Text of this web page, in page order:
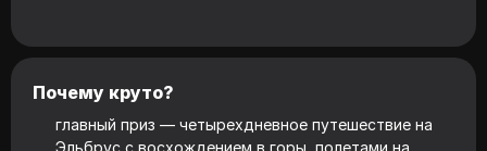
Почему круто?
главный приз — четырехдневное путешествие на
Эльбрус с восхождением в горы, полетами на